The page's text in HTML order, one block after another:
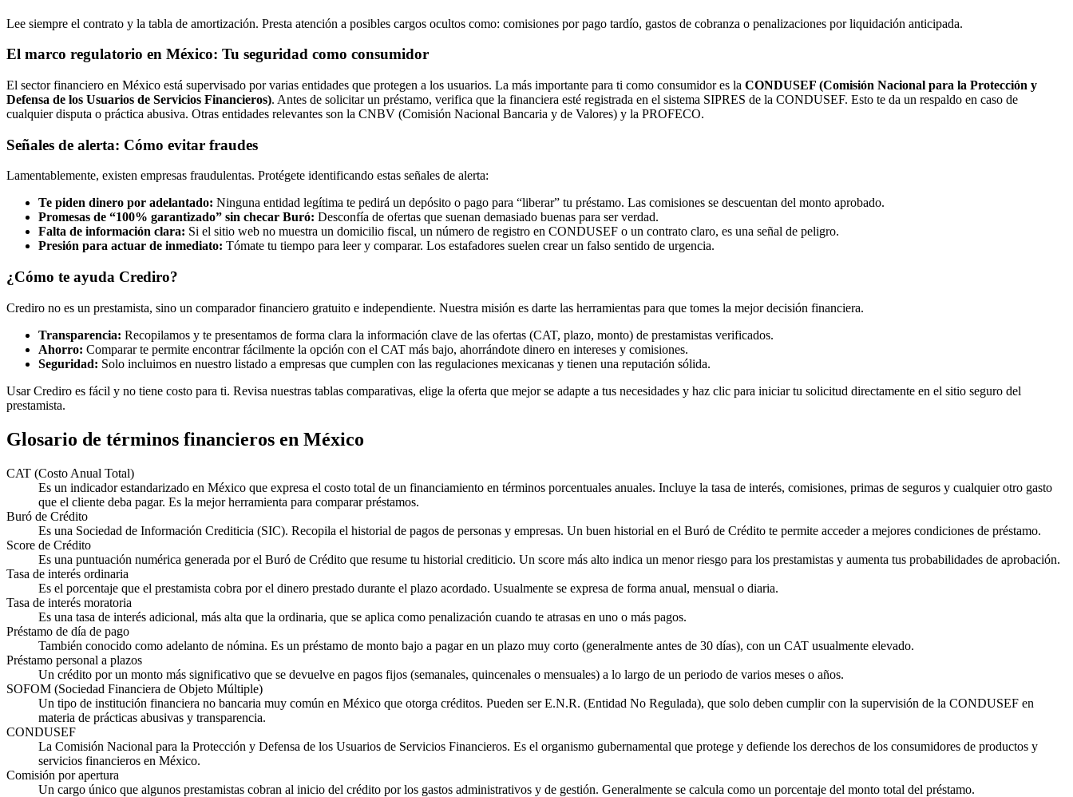
Lee siempre el contrato y la tabla de amortización. Presta atención a posibles cargos ocultos como: comisiones por pago tardío, gastos de cobranza o penalizaciones por liquidación anticipada.
El marco regulatorio en México: Tu seguridad como consumidor
El sector financiero en México está supervisado por varias entidades que protegen a los usuarios. La más importante para ti como consumidor es la CONDUSEF (Comisión Nacional para la Protección y
Defensa de los Usuarios de Servicios Financieros). Antes de solicitar un préstamo, verifica que la financiera esté registrada en el sistema SIPRES de la CONDUSEF. Esto te da un respaldo en caso de
cualquier disputa o práctica abusiva. Otras entidades relevantes son la CNBV (Comisión Nacional Bancaria y de Valores) y la PROFECO.
Señales de alerta: Cómo evitar fraudes
Lamentablemente, existen empresas fraudulentas. Protégete identificando estas señales de alerta:
Te piden dinero por adelantado: Ninguna entidad legítima te pedirá un depósito o pago para “liberar” tu préstamo. Las comisiones se descuentan del monto aprobado.
Promesas de “100% garantizado” sin checar Buró: Desconfía de ofertas que suenan demasiado buenas para ser verdad.
Falta de información clara: Si el sitio web no muestra un domicilio fiscal, un número de registro en CONDUSEF o un contrato claro, es una señal de peligro.
Presión para actuar de inmediato: Tómate tu tiempo para leer y comparar. Los estafadores suelen crear un falso sentido de urgencia.
¿Cómo te ayuda Crediro?
Crediro no es un prestamista, sino un comparador financiero gratuito e independiente. Nuestra misión es darte las herramientas para que tomes la mejor decisión financiera.
Transparencia: Recopilamos y te presentamos de forma clara la información clave de las ofertas (CAT, plazo, monto) de prestamistas verificados.
Ahorro: Comparar te permite encontrar fácilmente la opción con el CAT más bajo, ahorrándote dinero en intereses y comisiones.
Seguridad: Solo incluimos en nuestro listado a empresas que cumplen con las regulaciones mexicanas y tienen una reputación sólida.
Usar Crediro es fácil y no tiene costo para ti. Revisa nuestras tablas comparativas, elige la oferta que mejor se adapte a tus necesidades y haz clic para iniciar tu solicitud directamente en el sitio seguro del
prestamista.
Glosario de términos financieros en México
CAT (Costo Anual Total)
Es un indicador estandarizado en México que expresa el costo total de un financiamiento en términos porcentuales anuales. Incluye la tasa de interés, comisiones, primas de seguros y cualquier otro gasto
que el cliente deba pagar. Es la mejor herramienta para comparar préstamos.
Buró de Crédito
Es una Sociedad de Información Crediticia (SIC). Recopila el historial de pagos de personas y empresas. Un buen historial en el Buró de Crédito te permite acceder a mejores condiciones de préstamo.
Score de Crédito
Es una puntuación numérica generada por el Buró de Crédito que resume tu historial crediticio. Un score más alto indica un menor riesgo para los prestamistas y aumenta tus probabilidades de aprobación.
Tasa de interés ordinaria
Es el porcentaje que el prestamista cobra por el dinero prestado durante el plazo acordado. Usualmente se expresa de forma anual, mensual o diaria.
Tasa de interés moratoria
Es una tasa de interés adicional, más alta que la ordinaria, que se aplica como penalización cuando te atrasas en uno o más pagos.
Préstamo de día de pago
También conocido como adelanto de nómina. Es un préstamo de monto bajo a pagar en un plazo muy corto (generalmente antes de 30 días), con un CAT usualmente elevado.
Préstamo personal a plazos
Un crédito por un monto más significativo que se devuelve en pagos fijos (semanales, quincenales o mensuales) a lo largo de un periodo de varios meses o años.
SOFOM (Sociedad Financiera de Objeto Múltiple)
Un tipo de institución financiera no bancaria muy común en México que otorga créditos. Pueden ser E.N.R. (Entidad No Regulada), que solo deben cumplir con la supervisión de la CONDUSEF en
materia de prácticas abusivas y transparencia.
CONDUSEF
La Comisión Nacional para la Protección y Defensa de los Usuarios de Servicios Financieros. Es el organismo gubernamental que protege y defiende los derechos de los consumidores de productos y
servicios financieros en México.
Comisión por apertura
Un cargo único que algunos prestamistas cobran al inicio del crédito por los gastos administrativos y de gestión. Generalmente se calcula como un porcentaje del monto total del préstamo.